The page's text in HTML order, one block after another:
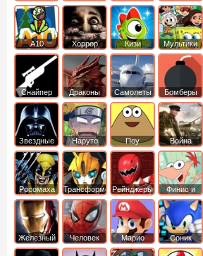
бойцы
А10 Хоррор Кизи Мультики
Снайпер Драконы Самолеты Бомберы
Звездные
войны
Наруто Поу Война
Росомаха ТрансформерыРейнджеры
Самураи
Финис и
Ферб
Железный
человек
Человек
Паук
Марио Соник